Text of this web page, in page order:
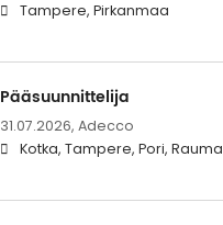
Tampere, Pirkanmaa
Pääsuunnittelija
31.07.2026, Adecco
Kotka, Tampere, Pori, Rauma